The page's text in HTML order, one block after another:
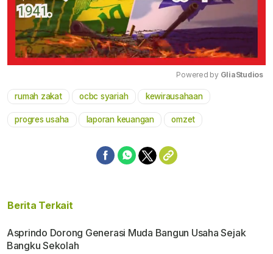
Powered by GliaStudios
rumah zakat ocbc syariah kewirausahaan
progres usaha laporan keuangan omzet
Berita Terkait
Asprindo Dorong Generasi Muda Bangun Usaha Sejak
Bangku Sekolah